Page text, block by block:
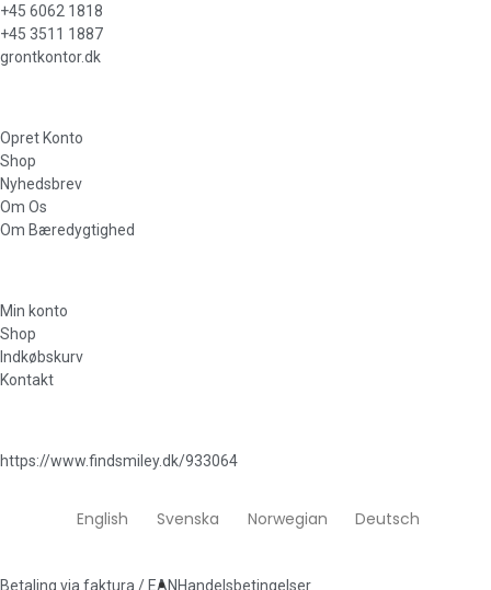
+45 6062 1818
+45 3511 1887
grontkontor.dk
Opret Konto
Shop
Nyhedsbrev
Om Os
Om Bæredygtighed
Min konto
Shop
Indkøbskurv
Kontakt
https://www.findsmiley.dk/933064
English Svenska Norwegian Deutsch
Betaling via faktura / EAN Handelsbetingelser